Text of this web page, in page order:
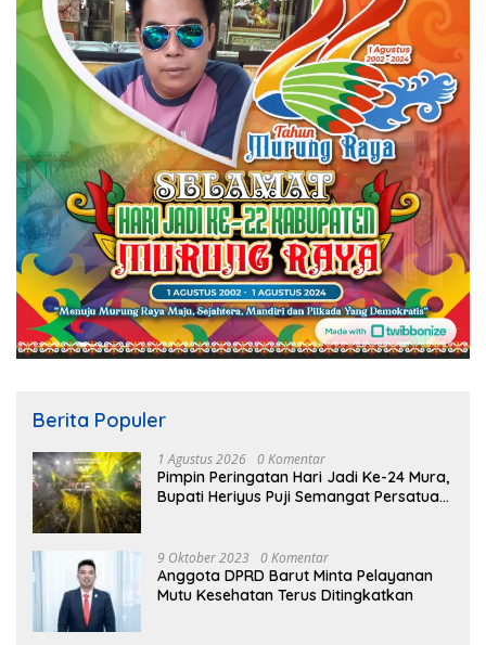
Berita Populer
1 Agustus 2026 0 Komentar
Pimpin Peringatan Hari Jadi Ke-24 Mura,
Bupati Heriyus Puji Semangat Persatuan
9 Oktober 2023 0 Komentar
Anggota DPRD Barut Minta Pelayanan
Mutu Kesehatan Terus Ditingkatkan